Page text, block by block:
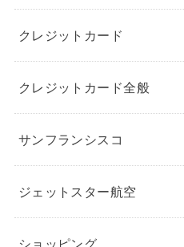
クレジットカード
クレジットカード全般
サンフランシスコ
ジェットスター航空
ショッピング